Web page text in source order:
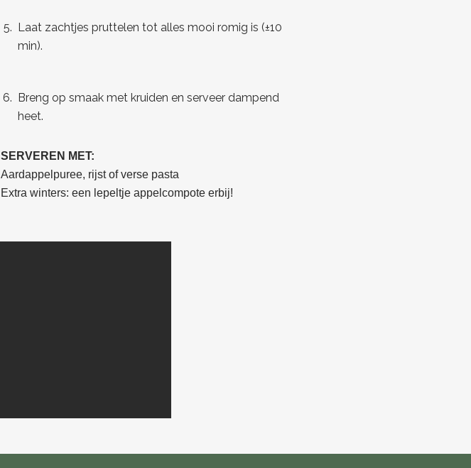
Laat zachtjes pruttelen tot alles mooi romig is (±10
min).
Breng op smaak met kruiden en serveer dampend
heet.
SERVEREN MET:
Aardappelpuree, rijst of verse pasta
Extra winters: een lepeltje appelcompote erbij!